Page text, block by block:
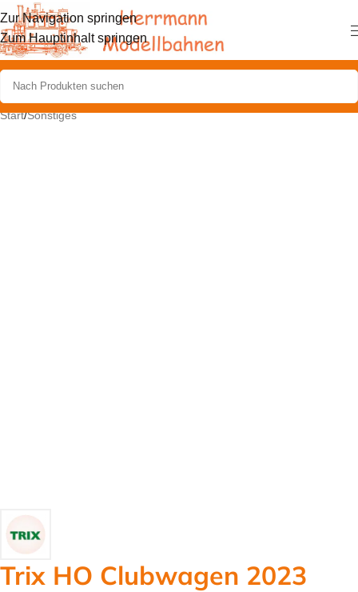
Zur Navigation springen
Zum Hauptinhalt springen
Start/Sonstiges
Trix HO Clubwagen 2023